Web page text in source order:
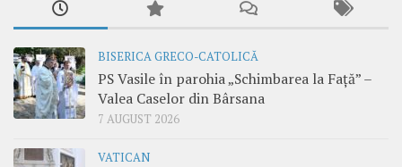
BISERICA GRECO-CATOLICĂ
PS Vasile în parohia „Schimbarea la Față” –
Valea Caselor din Bârsana
7 AUGUST 2026
VATICAN